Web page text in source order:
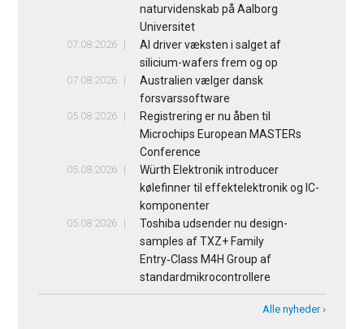
naturvidenskab på Aalborg
Universitet
07.08.2026
AI driver væksten i salget af
silicium-wafers frem og op
07.08.2026
Australien vælger dansk
forsvarssoftware
05.08.2026
Registrering er nu åben til
Microchips European MASTERs
Conference
05.08.2026
Würth Elektronik introducer
kølefinner til effektelektronik og IC-
komponenter
05.08.2026
Toshiba udsender nu design-
samples af TXZ+ Family
Entry‑Class M4H Group af
standardmikrocontrollere
Alle nyheder ›